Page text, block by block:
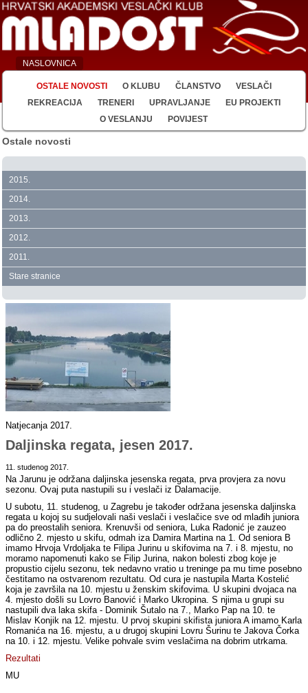
NASLOVNICA
OSTALE NOVOSTI O KLUBU ČLANSTVO
VESLAČI
REKREACIJA
TRENERI UPRAVLJANJE
EU PROJEKTI
O VESLANJU
POVIJEST
Ostale novosti
2015.
2014.
2013.
2012.
2011.
Stare stranice
Natjecanja 2017.
Daljinska regata, jesen 2017.
11. studenog 2017.
Na Jarunu je održana daljinska jesenska regata, prva provjera za novu
sezonu. Ovaj puta nastupili su i veslači iz Dalamacije.
U subotu, 11. studenog, u Zagrebu je također održana jesenska daljinska
regata u kojoj su sudjelovali naši veslači i veslačice sve od mlađih juniora
pa do preostalih seniora. Krenuvši od seniora, Luka Radonić je zauzeo
odlično 2. mjesto u skifu, odmah iza Damira Martina na 1. Od seniora B
imamo Hrvoja Vrdoljaka te Filipa Jurinu u skifovima na 7. i 8. mjestu, no
moramo napomenuti kako se Filip Jurina, nakon bolesti zbog koje je
propustio cijelu sezonu, tek nedavno vratio u treninge pa mu time posebno
čestitamo na ostvarenom rezultatu. Od cura je nastupila Marta Kostelić
koja je završila na 10. mjestu u ženskim skifovima. U skupini dvojaca na
4. mjesto došli su Lovro Banović i Marko Ukropina. S njima u grupi su
nastupili dva laka skifa - Dominik Šutalo na 7., Marko Pap na 10. te
Mislav Konjik na 12. mjestu. U prvoj skupini skifista juniora A imamo Karla
Romanića na 16. mjestu, a u drugoj skupini Lovru Šurinu te Jakova Čorka
na 10. i 12. mjestu. Velike pohvale svim veslačima na dobrim utrkama.
Rezultati
MU